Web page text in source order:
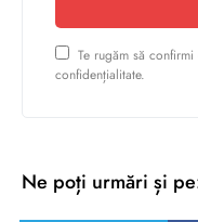
Te rugăm să
confidențialitate.
Ne poți urmări și